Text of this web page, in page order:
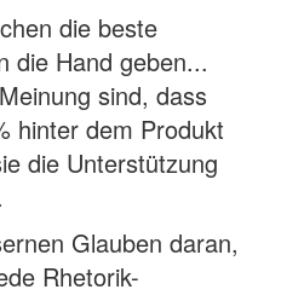
die beste
die Hand geben...
sind, dass
hinter dem Produkt
die Unterstützung
Glauben daran,
Rhetorik-